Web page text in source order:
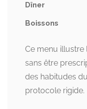
Dîner
Boissons
Ce menu
sans être
des habitudes
protocole rigide.